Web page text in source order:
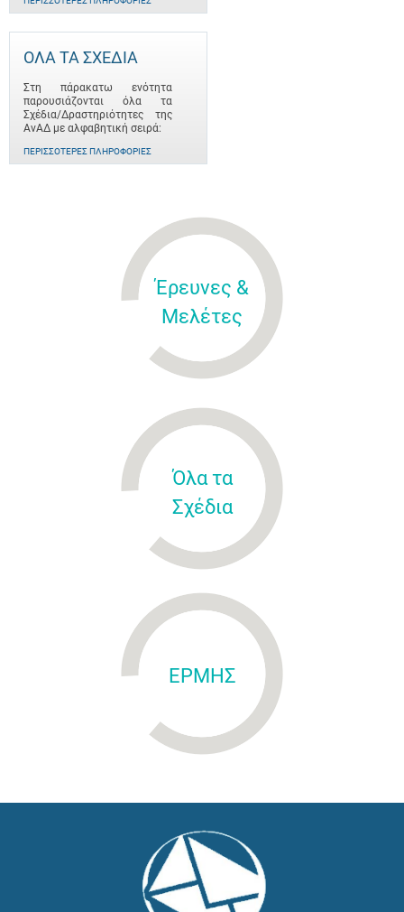
ΟΛΑ ΤΑ ΣΧΕΔΙΑ
Στη πάρακατω ενότητα
παρουσιάζονται όλα τα
Σχέδια/Δραστηριότητες της
ΑνΑΔ με αλφαβητική σειρά:
ΠΕΡΙΣΣΌΤΕΡΕΣ ΠΛΗΡΟΦΟΡΊΕΣ
Έρευνες &
Μελέτες
Όλα τα
Σχέδια
ΕΡΜΗΣ